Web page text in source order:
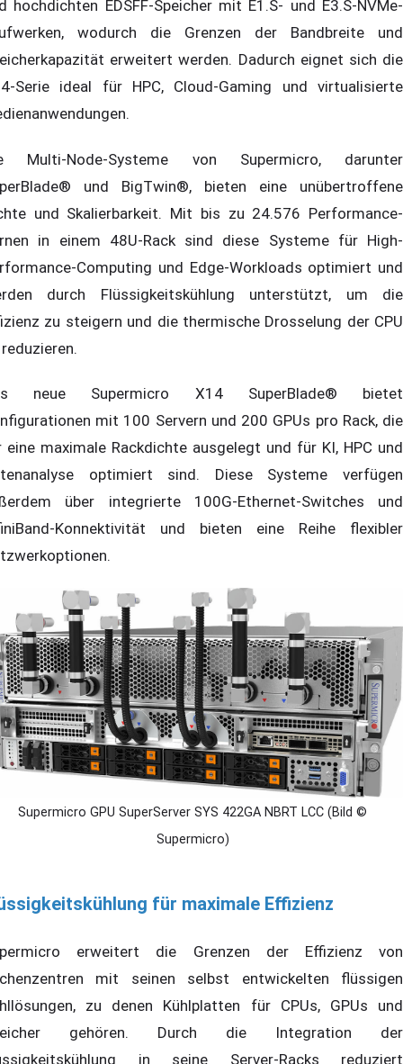
hochdichten EDSFF-Speicher mit E1.S- und E3.S-NVMe-
wodurch die Grenzen der Bandbreite und
erweitert werden. Dadurch eignet sich die
Serie ideal für HPC, Cloud-Gaming und virtualisierte
Multi-Node-Systeme von Supermicro, darunter
und BigTwin®, bieten eine unübertroffene
und Skalierbarkeit. Mit bis zu 24.576 Performance-
in einem 48U-Rack sind diese Systeme für High-
Computing und Edge-Workloads optimiert und
durch Flüssigkeitskühlung unterstützt, um die
zu steigern und die thermische Drosselung der CPU
neue Supermicro X14 SuperBlade® bietet
mit 100 Servern und 200 GPUs pro Rack, die
eine maximale Rackdichte ausgelegt und für KI, HPC und
optimiert sind. Diese Systeme verfügen
über integrierte 100G-Ethernet-Switches und
Konnektivität und bieten eine Reihe flexibler
Supermicro GPU SuperServer SYS 422GA NBRT LCC (Bild ©
Supermicro)
für maximale Effizienz
erweitert die Grenzen der Effizienz von
mit seinen selbst entwickelten flüssigen
zu denen Kühlplatten für CPUs, GPUs und
gehören. Durch die Integration der
in seine Server-Racks reduziert